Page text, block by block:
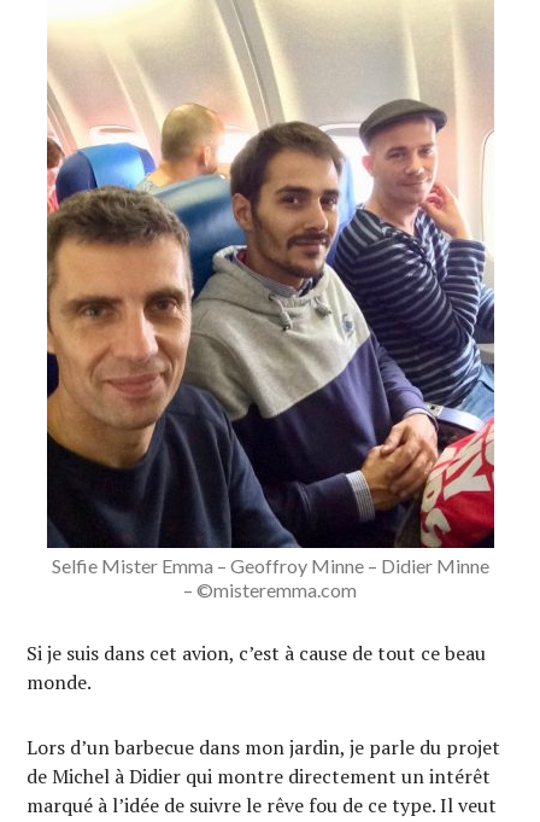
Selfie Mister Emma – Geoffroy Minne – Didier Minne
– ©misteremma.com
Si je suis dans cet avion, c’est à cause de tout ce beau
monde.
Lors d’un barbecue dans mon jardin, je parle du projet
de Michel à Didier qui montre directement un intérêt
marqué à l’idée de suivre le rêve fou de ce type. Il veut